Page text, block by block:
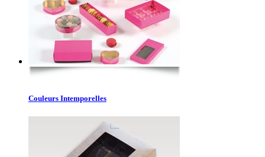
Couleurs Intemporelles